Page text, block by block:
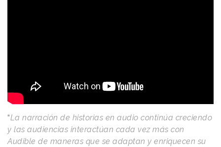
“La narración de historias en audio continúa creciendo
y las audiencias interactúan cada vez más con
Audible de maneras que se adaptan y enriquecen su